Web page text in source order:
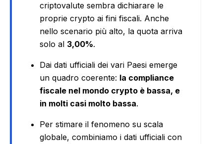
criptovalute sembra dichiarare le
proprie crypto ai fini fiscali. Anche
nello scenario più alto, la quota arriva
solo al 3,00%.
Dai dati ufficiali dei vari Paesi emerge
un quadro coerente: la compliance
fiscale nel mondo crypto è bassa, e
in molti casi molto bassa.
Per stimare il fenomeno su scala
globale, combiniamo i dati ufficiali con